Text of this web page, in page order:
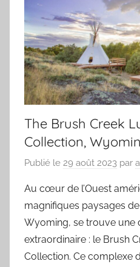
The Brush Creek
Collection,
Publié le 29 août 2023 par
Au cœur de l’Ouest
magnifiques paysages
Wyoming, se trouve une
extraordinaire : le Brush
Collection. Ce complexe